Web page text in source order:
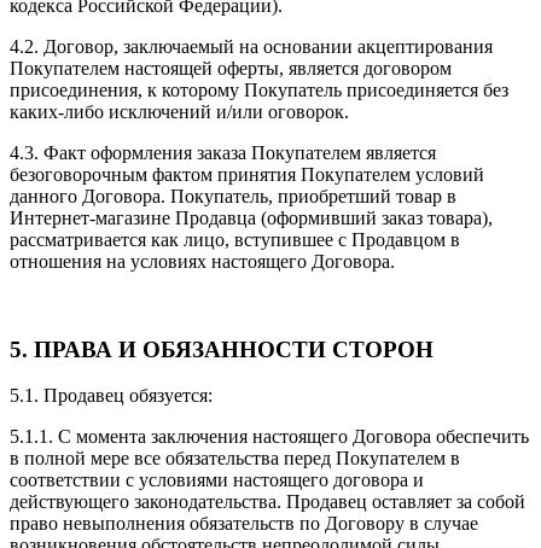
кодекса Российской Федерации).
4.2. Договор, заключаемый на основании акцептирования
Покупателем настоящей оферты, является договором
присоединения, к которому Покупатель присоединяется без
каких-либо исключений и/или оговорок.
4.3. Факт оформления заказа Покупателем является
безоговорочным фактом принятия Покупателем условий
данного Договора. Покупатель, приобретший товар в
Интернет-магазине Продавца (оформивший заказ товара),
рассматривается как лицо, вступившее с Продавцом в
отношения на условиях настоящего Договора.
5. ПРАВА И ОБЯЗАННОСТИ СТОРОН
5.1. Продавец обязуется:
5.1.1. С момента заключения настоящего Договора обеспечить
в полной мере все обязательства перед Покупателем в
соответствии с условиями настоящего договора и
действующего законодательства. Продавец оставляет за собой
право невыполнения обязательств по Договору в случае